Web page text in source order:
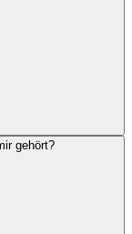
gehört?